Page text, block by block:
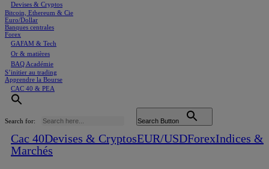
Devises & Cryptos
Bitcoin, Ethereum & Cie
Euro/Dollar
Banques centrales
Forex
GAFAM & Tech
Or & matières
BAQ Académie
S’initier au trading
Apprendre la Bourse
CAC 40 & PEA
Search for: Search Button
Cac 40Devises & CryptosEUR/USDForexIndices &
Marchés